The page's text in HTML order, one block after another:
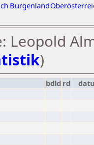
Burgenland
Leopold
)
bdld rd